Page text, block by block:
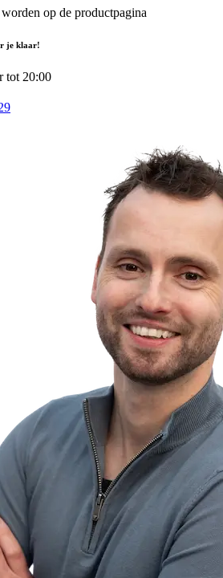
op de productpagina
je klaar!
tot 20:00